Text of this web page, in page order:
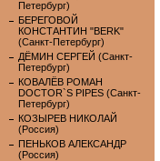
Петербург)
БЕРЕГОВОЙ
КОНСТАНТИН "BERK"
(Санкт-Петербург)
ДЁМИН СЕРГЕЙ (Санкт-
Петербург)
КОВАЛЁВ РОМАН
DOCTOR`S PIPES (Санкт-
Петербург)
КОЗЫРЕВ НИКОЛАЙ
(Россия)
ПЕНЬКОВ АЛЕКСАНДР
(Россия)